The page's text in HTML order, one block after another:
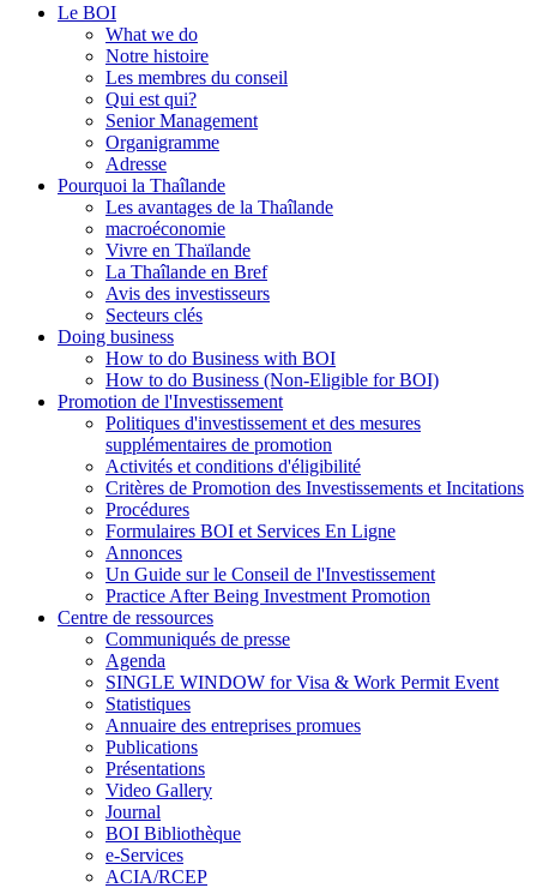
Le BOI
What we do
Notre histoire
Les membres du conseil
Qui est qui?
Senior Management
Organigramme
Adresse
Pourquoi la Thaîlande
Les avantages de la Thaîlande
macroéconomie
Vivre en Thaïlande
La Thaîlande en Bref
Avis des investisseurs
Secteurs clés
Doing business
How to do Business with BOI
How to do Business (Non-Eligible for BOI)
Promotion de l'Investissement
Politiques d'investissement et des mesures
supplémentaires de promotion
Activités et conditions d'éligibilité
Critères de Promotion des Investissements et Incitations
Procédures
Formulaires BOI et Services En Ligne
Annonces
Un Guide sur le Conseil de l'Investissement
Practice After Being Investment Promotion
Centre de ressources
Communiqués de presse
Agenda
SINGLE WINDOW for Visa & Work Permit Event
Statistiques
Annuaire des entreprises promues
Publications
Présentations
Video Gallery
Journal
BOI Bibliothèque
e-Services
ACIA/RCEP